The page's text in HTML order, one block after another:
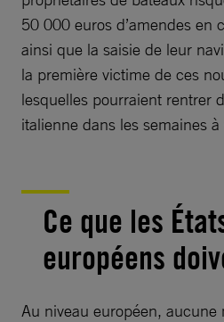
50 000 euros d’amendes en
ainsi que la saisie de leur
la première victime de ces
lesquelles pourraient rentrer
italienne dans les semaines à
Ce que les
européens
Au niveau européen, aucune